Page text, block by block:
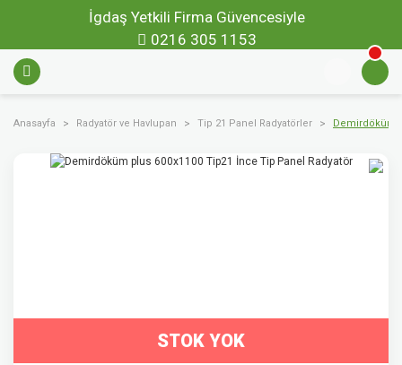
İgdaş Yetkili Firma Güvencesiyle
0216 305 1153
Anasayfa Radyatör ve Havlupan Tip 21 Panel Radyatörler Demirdöküm
STOK YOK